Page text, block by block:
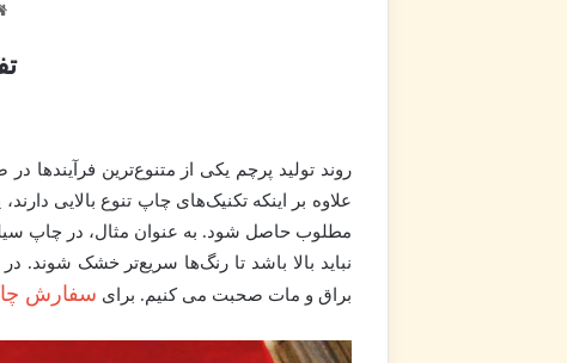
روند تولید پرچم یکی از متنوع‌ترین
علاوه بر اینکه تکنیک‌های چاپ تنوع بالایی
مطلوب حاصل شود. به‌ عنوان مثال، در چاپ
نباید بالا باشد تا رنگ‌ها سریع‌تر خشک شوند.
براق و مات صحبت می کنیم. برای سفارش